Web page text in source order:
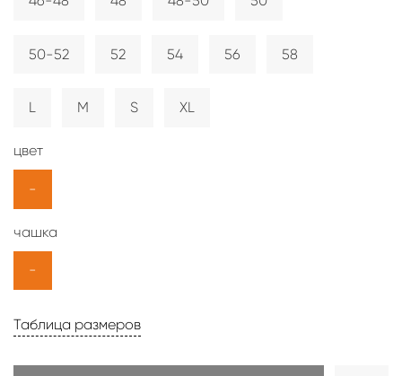
Таблица размеров
50-52 52 54 56 58
L M S XL
цвет
-
чашка
-